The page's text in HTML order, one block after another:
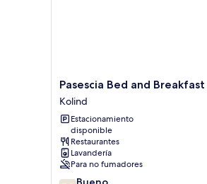
Pasescia
Bed
and
Breakfast
Kolind
Pasescia Bed and Breakfast
Kolind
Estacionamiento
disponible
Restaurantes
Lavandería
Para no fumadores
7.2